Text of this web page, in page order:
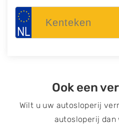
Ook een
Wilt u uw autosloperij
autosloperij dan